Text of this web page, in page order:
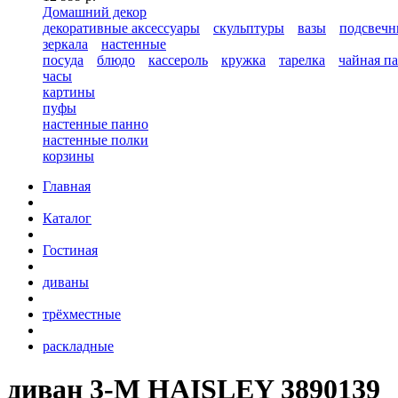
Домашний декор
декоративные аксессуары
скульптуры вазы
зеркала
настенные
посуда
блюдо кассероль кружка тарелка
чайная
часы
картины
пуфы
настенные панно
настенные полки
корзины
Главная
Каталог
Гостиная
диваны
трёхместные
раскладные
диван 3-М HAISLEY 3890139